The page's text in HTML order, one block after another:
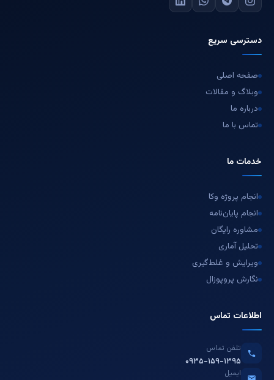
دسترسی سریع
صفحه اصلی
وبلاگ و مقالات
درباره ما
تماس با ما
خدمات ما
انجام پروژه وکا
انجام پایان‌نامه
مشاوره رایگان
تحلیل آماری
ویرایش و غلط‌گیری
نگارش پروپوزال
اطلاعات تماس
تلفن تماس
۰۹۳۵-۱۵۹-۱۳۹۵
ایمیل